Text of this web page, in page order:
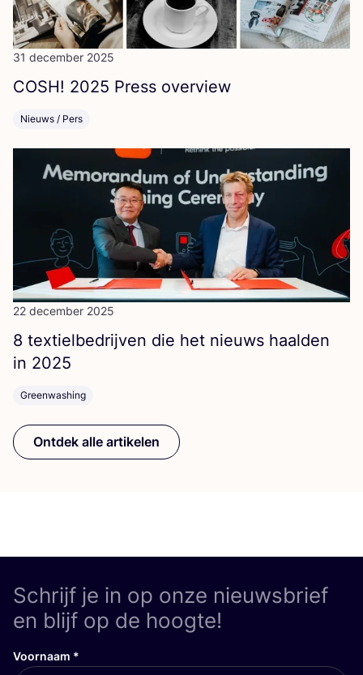
31 december 2025
COSH! 2025 Press overview
Nieuws / Pers
22 december 2025
8 tex­tiel­be­drij­ven die het nieuws haal­den
in 2025
Greenwashing
Ontdek alle artikelen
Schrijf je in op onze nieuwsbrief
en blijf op de hoogte!
Voornaam *